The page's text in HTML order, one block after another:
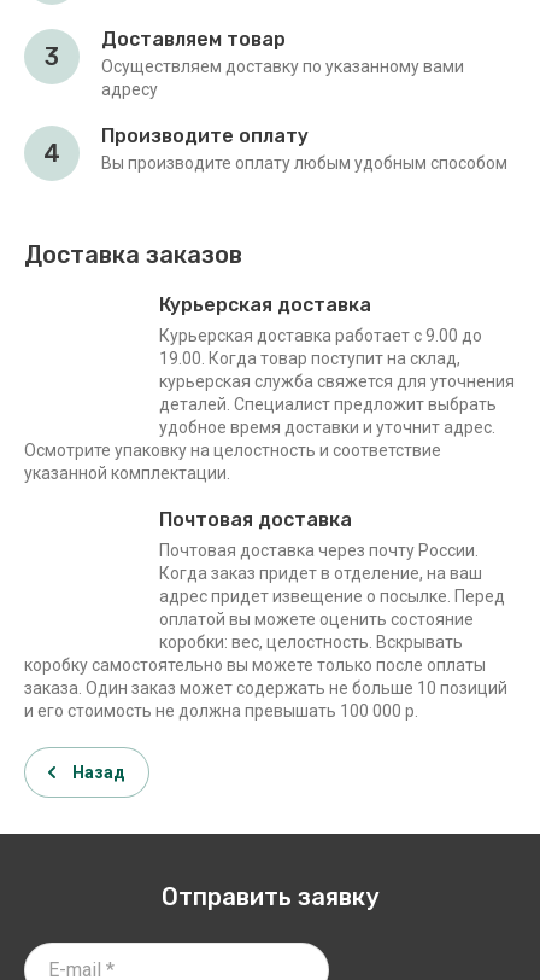
3
Доставляем товар
Осуществляем доставку по указанному вами
адресу
4
Производите оплату
Вы производите оплату любым удобным способом
Доставка заказов
Курьерская доставка
Курьерская доставка работает с 9.00 до
19.00. Когда товар поступит на склад,
курьерская служба свяжется для уточнения
деталей. Специалист предложит выбрать
удобное время доставки и уточнит адрес.
Осмотрите упаковку на целостность и соответствие
указанной комплектации.
Почтовая доставка
Почтовая доставка через почту России.
Когда заказ придет в отделение, на ваш
адрес придет извещение о посылке. Перед
оплатой вы можете оценить состояние
коробки: вес, целостность. Вскрывать
коробку самостоятельно вы можете только после оплаты
заказа. Один заказ может содержать не больше 10 позиций
и его стоимость не должна превышать 100 000 р.
Назад
Отправить заявку